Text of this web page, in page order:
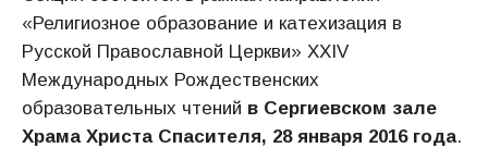
«Религиозное образование и катехизация в
Русской Православной Церкви» XХIV
Международных Рождественских
образовательных чтений в Сергиевском зале
Храма Христа Спасителя, 28 января 2016 года.